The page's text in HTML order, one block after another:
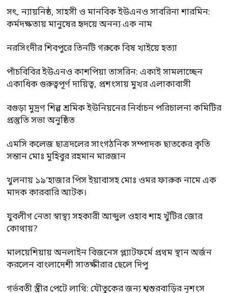
সৎ, ন্যায়নিষ্ঠ, সাহসী ও মানবিক ইউএনও সাবরিনা শারমিন:
কর্মদক্ষতায় মানুষের হৃদয়ে অনন্য এক নাম
নরসিংদীর শিবপুরে তিনটি গরুকে বিষ খাইয়ে হত্যা
পাঁচবিবির ইউএনও কাশপিয়া তাসরিন: একাই সামলাচ্ছেন
একাধিক গুরুত্বপূর্ণ দায়িত্ব, প্রশংসায় মুখর এলাকাবাসী
বগুড়া মুদ্রণ শিল্প শ্রমিক ইউনিয়নের নির্বাচন পরিচালনা কমিটির
প্রস্তুতি সভা অনুষ্ঠিত
এমসি কলেজ ছাত্রদলের সাংগঠনিক সম্পাদক ছাতকের কৃতি
সন্তান মোঃ মুহিবুর রহমান মারজান
খুলনায় ১৯’হাজার পিস ইয়াবাসহ মোঃ ওমর ফারুক নামে এক
মাদক কারবারি আটক।
যুবলীগ নেতা স্বাস্থ্য সহকারী আব্দুল ওহাব শাহ খুঁটির জোর
কোথায়?
মালয়েশিয়ায় অনলাইন বিজনেস প্ল্যাটফর্মে প্রথম স্থান অর্জন
করলেন বাংলাদেশী সাতক্ষীরার ছেলে দিপু
গর্ভবতী স্ত্রীর পেটে লাথি: যৌতুকের জন্য শ্বশুরবাড়ির নৃশংস